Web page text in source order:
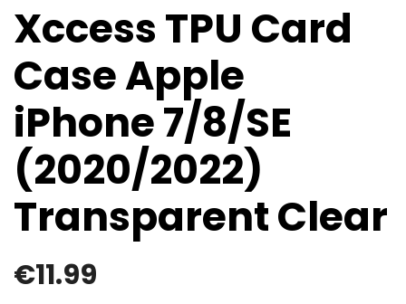
Xccess TPU Card
Case Apple
iPhone 7/8/SE
(2020/2022)
Transparent Clear
€11.99